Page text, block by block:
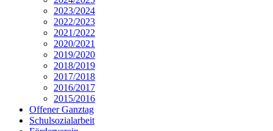
2023/2024
2022/2023
2021/2022
2020/2021
2019/2020
2018/2019
2017/2018
2016/2017
2015/2016
Offener Ganztag
Schulsozialarbeit